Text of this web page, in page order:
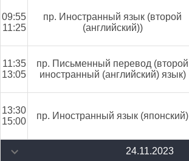
09:55
11:25
пр. Иностранный язык (второй
(английский))
11:35
13:05
пр. Письменный перевод (второй
иностранный (английский) язык)
13:30
15:00
пр. Иностранный язык (японский)
24.11.2023